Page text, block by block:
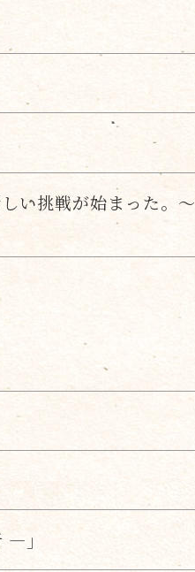
い挑戦が始まった。～
―」